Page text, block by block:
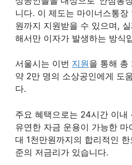
니다. 이 제도는 마이너스통
원까지 지원받을 수 있으며,
해서만 이자가 발생하는 방식
서울시는 이번 지원을 통해
약 2만 명의 소상공인에게 도
다.
주요 혜택으로는 24시간 이내
유연한 자금 운용이 가능한 마
대 1천만원까지의 합리적인
준의 저금리가 있습니다.